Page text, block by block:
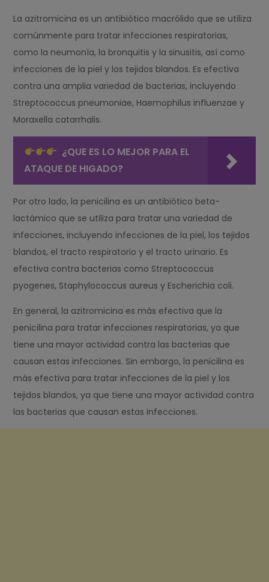
La azitromicina es un antibiótico macrólido que se utiliza
comúnmente para tratar infecciones respiratorias,
como la neumonía, la bronquitis y la sinusitis, así como
infecciones de la piel y los tejidos blandos. Es efectiva
contra una amplia variedad de bacterias, incluyendo
Streptococcus pneumoniae, Haemophilus influenzae y
Moraxella catarrhalis.
¿QUE ES LO MEJOR PARA EL
ATAQUE DE HIGADO?
Por otro lado, la penicilina es un antibiótico beta-
lactámico que se utiliza para tratar una variedad de
infecciones, incluyendo infecciones de la piel, los tejidos
blandos, el tracto respiratorio y el tracto urinario. Es
efectiva contra bacterias como Streptococcus
pyogenes, Staphylococcus aureus y Escherichia coli.
En general, la azitromicina es más efectiva que la
penicilina para tratar infecciones respiratorias, ya que
tiene una mayor actividad contra las bacterias que
causan estas infecciones. Sin embargo, la penicilina es
más efectiva para tratar infecciones de la piel y los
tejidos blandos, ya que tiene una mayor actividad contra
las bacterias que causan estas infecciones.